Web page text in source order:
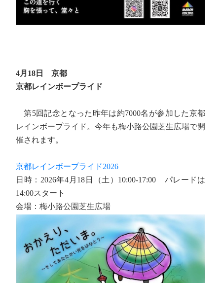
4月18日 京都
京都レインボープライド
第5回記念となった昨年は約7000名が参加した京都
レインボープライド。今年も梅小路公園芝生広場で開
催されます。
京都レインボープライド2026
日時：2026年4月18日（土）10:00-17:00 パレードは
14:00スタート
会場：梅小路公園芝生広場